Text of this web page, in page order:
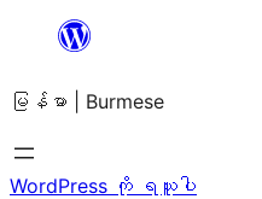
အကြောင်းအရာ
ကျော်သွား
ရန်
မြန်မာ | Burmese
WordPress ကို ရယူပါ